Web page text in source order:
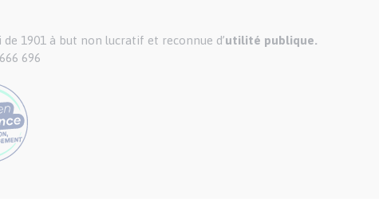
1901 à but non lucratif et reconnue d’utilité publique.
696